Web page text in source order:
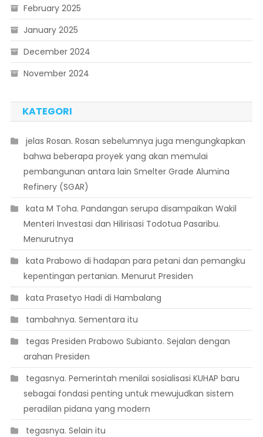
February 2025
January 2025
December 2024
November 2024
KATEGORI
 jelas Rosan. Rosan sebelumnya juga mengungkapkan
bahwa beberapa proyek yang akan memulai
pembangunan antara lain Smelter Grade Alumina
Refinery (SGAR)
 kata M Toha. Pandangan serupa disampaikan Wakil
Menteri Investasi dan Hilirisasi Todotua Pasaribu.
Menurutnya
 kata Prabowo di hadapan para petani dan pemangku
kepentingan pertanian. Menurut Presiden
 kata Prasetyo Hadi di Hambalang
 tambahnya. Sementara itu
 tegas Presiden Prabowo Subianto. Sejalan dengan
arahan Presiden
 tegasnya. Pemerintah menilai sosialisasi KUHAP baru
sebagai fondasi penting untuk mewujudkan sistem
peradilan pidana yang modern
 tegasnya. Selain itu